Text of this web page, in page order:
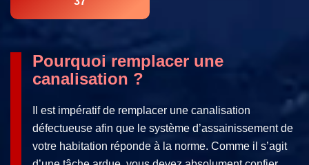
Pourquoi remplacer une
canalisation ?
Il est impératif de remplacer une canalisation
défectueuse afin que le système d’assainissement de
votre habitation réponde à la norme. Comme il s’agit